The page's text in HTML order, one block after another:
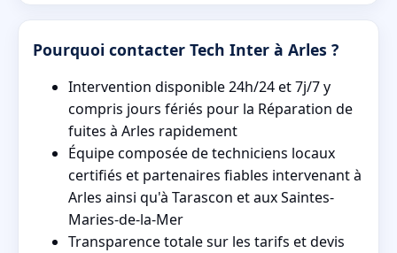
Pourquoi contacter Tech Inter à Arles ?
Intervention disponible 24h/24 et 7j/7 y
compris jours fériés pour la Réparation de
fuites à Arles rapidement
Équipe composée de techniciens locaux
certifiés et partenaires fiables intervenant à
Arles ainsi qu'à Tarascon et aux Saintes-
Maries-de-la-Mer
Transparence totale sur les tarifs et devis